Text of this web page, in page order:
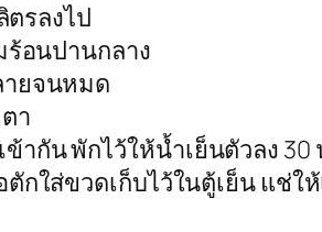
รลงไป
อนปานกลาง
ยจนหมด
า
กัน พักไว้ให้น้ำเย็นตัวลง 30
กใส่ขวดเก็บไว้ในตู้เย็น แช่ใ